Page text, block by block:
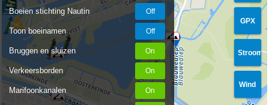
Boeien stichting Nautin
Toon boeinamen
Bruggen en sluizen
Verkeersborden
Marifoonkanalen
GPX
Stroom
Wind